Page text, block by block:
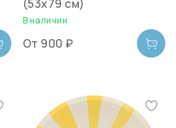
(53х79 см)
В наличии
От 900 ₽